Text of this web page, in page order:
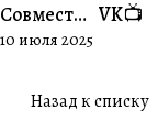
Совместни
к🎄
10 июля 2025
VK📺
Назад к списку